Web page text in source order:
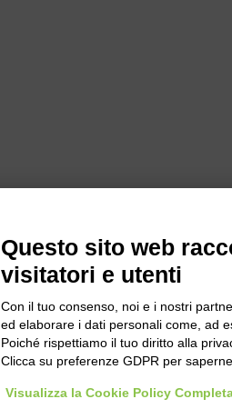
Questo sito web
visitatori e utenti
Con il tuo consenso, noi e i nostri
ed elaborare i dati personali come, ad
Poiché rispettiamo il tuo diritto alla
Clicca su preferenze GDPR per saperne
Visualizza la Cookie Policy